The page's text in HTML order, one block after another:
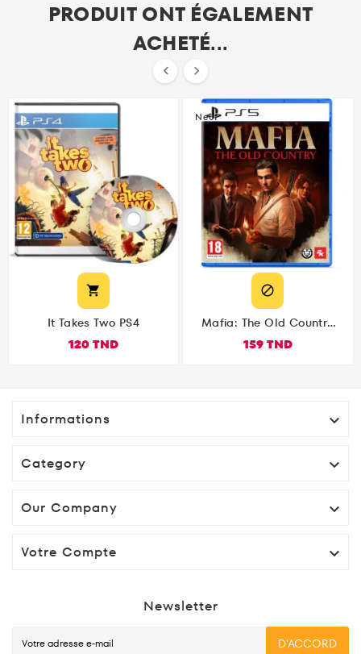
PRODUIT ONT ÉGALEMENT
ACHETÉ...
 

It Takes Two PS4
120 TND
Neuf

Mafia: The Old Country
159 TND
Informations 
Category 
Our Company 
Votre Compte 
Newsletter
D'ACCORD